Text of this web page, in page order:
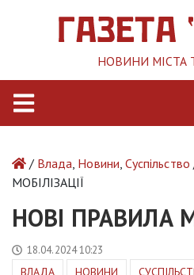
НОВИНИ МІСТА
/ Влада Новини Суспільство
МОБІЛІЗАЦІЇ
НОВІ ПРАВИЛА
18.04.2024 10:23
ВЛАДА НОВИНИ